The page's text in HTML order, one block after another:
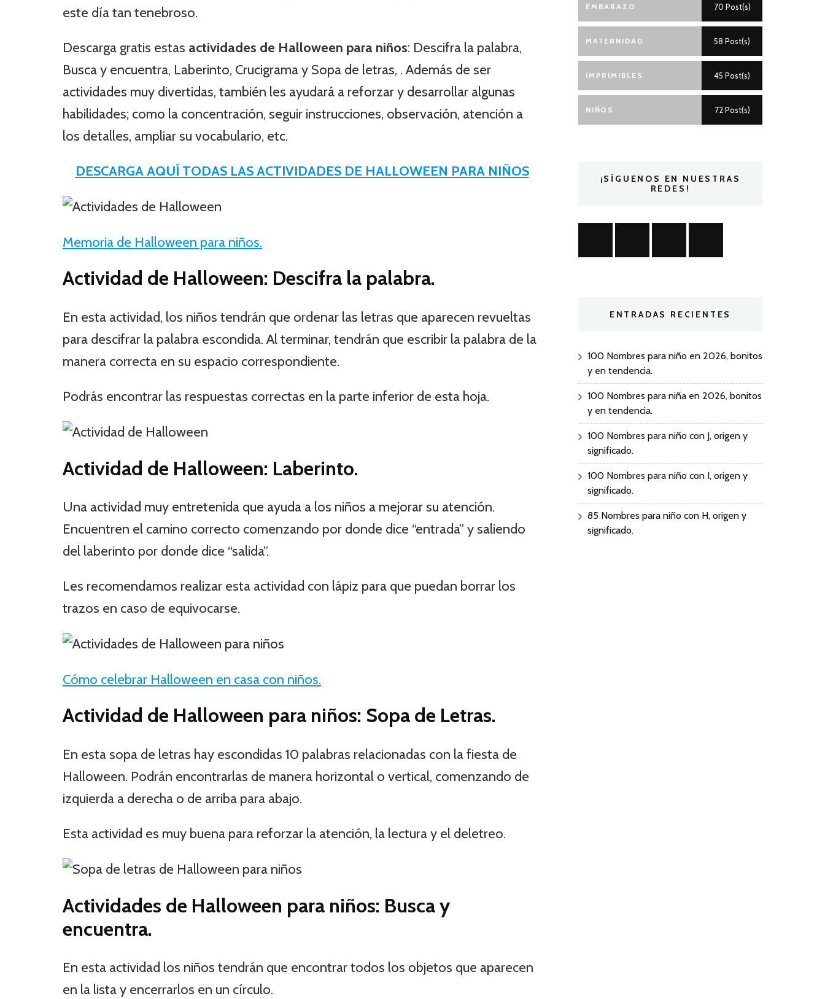
este día tan tenebroso.
Descarga gratis estas actividades de Halloween para niños: Descifra la palabra,
Busca y encuentra, Laberinto, Crucigrama y Sopa de letras, . Además de ser
actividades muy divertidas, también les ayudará a reforzar y desarrollar algunas
habilidades; como la concentración, seguir instrucciones, observación, atención a
los detalles, ampliar su vocabulario, etc.
DESCARGA AQUÍ TODAS LAS ACTIVIDADES DE HALLOWEEN PARA NIÑOS
Memoria de Halloween para niños.
Actividad de Halloween: Descifra la palabra.
En esta actividad, los niños tendrán que ordenar las letras que aparecen revueltas
para descifrar la palabra escondida. Al terminar, tendrán que escribir la palabra de la
manera correcta en su espacio correspondiente.
Podrás encontrar las respuestas correctas en la parte inferior de esta hoja.
Actividad de Halloween: Laberinto.
Una actividad muy entretenida que ayuda a los niños a mejorar su atención.
Encuentren el camino correcto comenzando por donde dice “entrada” y saliendo
del laberinto por donde dice “salida”.
Les recomendamos realizar esta actividad con lápiz para que puedan borrar los
trazos en caso de equivocarse.
Cómo celebrar Halloween en casa con niños.
Actividad de Halloween para niños: Sopa de Letras.
En esta sopa de letras hay escondidas 10 palabras relacionadas con la fiesta de
Halloween. Podrán encontrarlas de manera horizontal o vertical, comenzando de
izquierda a derecha o de arriba para abajo.
Esta actividad es muy buena para reforzar la atención, la lectura y el deletreo.
Actividades de Halloween para niños: Busca y
encuentra.
En esta actividad los niños tendrán que encontrar todos los objetos que aparecen
en la lista y encerrarlos en un círculo.
EMBARAZO 70 Post(s)
MATERNIDAD 58 Post(s)
IMPRIMIBLES 45 Post(s)
NIÑOS 72 Post(s)
¡SÍGUENOS EN NUESTRAS
REDES!
ENTRADAS RECIENTES
100 Nombres para niño en 2026, bonitos
y en tendencia.
100 Nombres para niña en 2026, bonitos
y en tendencia.
100 Nombres para niño con J, origen y
significado.
100 Nombres para niño con I, origen y
significado.
85 Nombres para niño con H, origen y
significado.